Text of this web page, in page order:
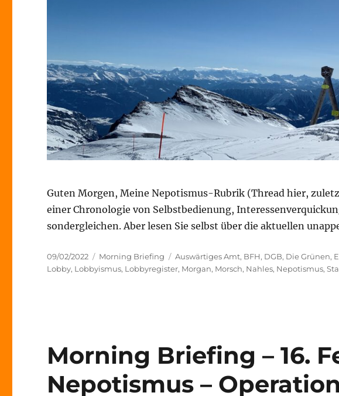
Guten Morgen, Meine Nepotismus-Rubrik (Thread hier,
einer Chronologie von Selbstbedienung,
sondergleichen. Aber lesen Sie selbst über die aktuellen
Veröffentlicht
am
09/02/2022 Kategorien
Morning Briefing Schlagwörter
Auswärtiges Amt, BFH, DGB, Die Grünen,
Lobby, Lobbyismus, Lobbyregister, Morgan, Morsch, Nahles, Nepotismus,
Morning Briefing – 16.
Nepotismus –